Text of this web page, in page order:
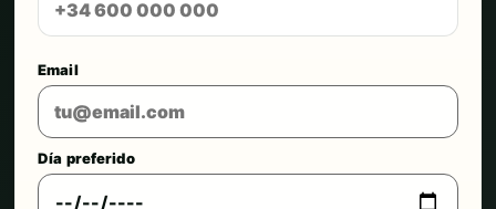
Email
Día preferido